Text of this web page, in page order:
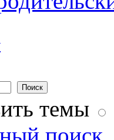
темы